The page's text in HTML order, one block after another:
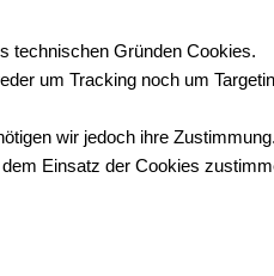
technischen Gründen Cookies.
um Tracking noch um
wir jedoch ihre
Einsatz der Cookies